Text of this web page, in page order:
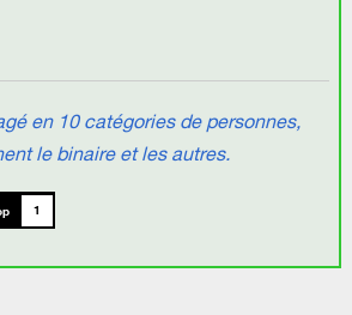
en 10 catégories de personnes,
le binaire et les autres.
1